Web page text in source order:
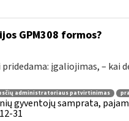
GPM308 formos?
įgaliojimas, – kai
administratoriaus patvirtinimas
gyventojų samprata,
31